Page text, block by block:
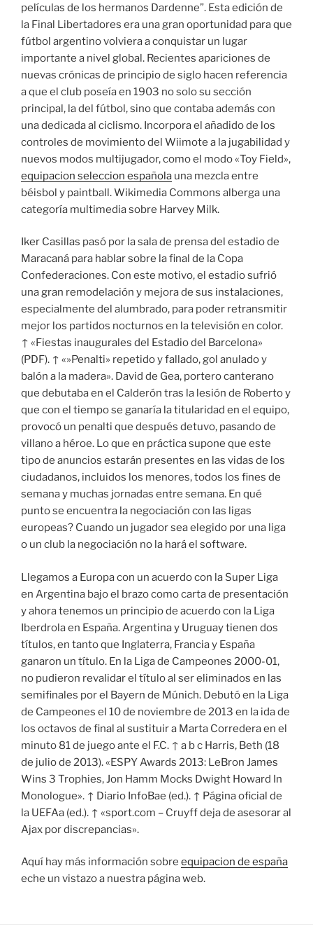
películas de los hermanos Dardenne”. Esta edición de
la Final Libertadores era una gran oportunidad para que
fútbol argentino volviera a conquistar un lugar
importante a nivel global. Recientes apariciones de
nuevas crónicas de principio de siglo hacen referencia
a que el club poseía en 1903 no solo su sección
principal, la del fútbol, sino que contaba además con
una dedicada al ciclismo. Incorpora el añadido de los
controles de movimiento del Wiimote a la jugabilidad y
nuevos modos multijugador, como el modo «Toy Field»,
equipacion seleccion española una mezcla entre
béisbol y paintball. Wikimedia Commons alberga una
categoría multimedia sobre Harvey Milk.
Iker Casillas pasó por la sala de prensa del estadio de
Maracaná para hablar sobre la final de la Copa
Confederaciones. Con este motivo, el estadio sufrió
una gran remodelación y mejora de sus instalaciones,
especialmente del alumbrado, para poder retransmitir
mejor los partidos nocturnos en la televisión en color.
↑ «Fiestas inaugurales del Estadio del Barcelona»
(PDF). ↑ «»Penalti» repetido y fallado, gol anulado y
balón a la madera». David de Gea, portero canterano
que debutaba en el Calderón tras la lesión de Roberto y
que con el tiempo se ganaría la titularidad en el equipo,
provocó un penalti que después detuvo, pasando de
villano a héroe. Lo que en práctica supone que este
tipo de anuncios estarán presentes en las vidas de los
ciudadanos, incluidos los menores, todos los fines de
semana y muchas jornadas entre semana. En qué
punto se encuentra la negociación con las ligas
europeas? Cuando un jugador sea elegido por una liga
o un club la negociación no la hará el software.
Llegamos a Europa con un acuerdo con la Super Liga
en Argentina bajo el brazo como carta de presentación
y ahora tenemos un principio de acuerdo con la Liga
Iberdrola en España. Argentina y Uruguay tienen dos
títulos, en tanto que Inglaterra, Francia y España
ganaron un título. En la Liga de Campeones 2000-01,
no pudieron revalidar el título al ser eliminados en las
semifinales por el Bayern de Múnich. Debutó en la Liga
de Campeones el 10 de noviembre de 2013 en la ida de
los octavos de final al sustituir a Marta Corredera en el
minuto 81 de juego ante el F.C. ↑ a b c Harris, Beth (18
de julio de 2013). «ESPY Awards 2013: LeBron James
Wins 3 Trophies, Jon Hamm Mocks Dwight Howard In
Monologue». ↑ Diario InfoBae (ed.). ↑ Página oficial de
la UEFAa (ed.). ↑ «sport.com – Cruyff deja de asesorar al
Ajax por discrepancias».
Aquí hay más información sobre equipacion de españa
eche un vistazo a nuestra página web.